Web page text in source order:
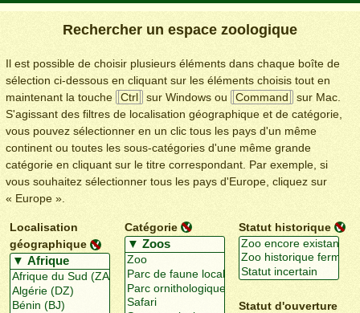
Rechercher un espace zoologique
Il est possible de choisir plusieurs éléments dans chaque boîte de
sélection ci-dessous en cliquant sur les éléments choisis tout en
maintenant la touche
Ctrl sur Windows ou Command
sur Mac.
S'agissant des filtres de localisation géographique et de catégorie,
vous pouvez sélectionner en un clic tous les pays d'un même
continent ou toutes les sous-catégories d'une même grande
catégorie en cliquant sur le titre correspondant. Par exemple, si
vous souhaitez sélectionner tous les pays d'Europe, cliquez sur
« Europe ».
Localisation
géographique
Catégorie Statut historique
Statut d'ouverture